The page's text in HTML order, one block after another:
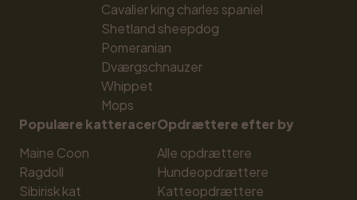
Cavalier king charles spaniel
Shetland sheepdog
Pomeranian
Dværgschnauzer
Whippet
Mops
Populære katteracer
Maine Coon
Ragdoll
Sibirisk kat
Opdrættere efter by
Alle opdrættere
Hundeopdrættere
Katteopdrættere